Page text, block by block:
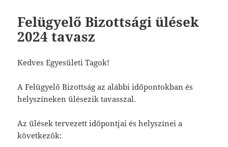
Felügyelő Bizottsági ülések
2024 tavasz
Kedves Egyesületi Tagok!
A Felügyelő Bizottság az alábbi időpontokban és
helyszíneken ülésezik tavasszal.
Az ülések tervezett időpontjai és helyszínei a
következők: